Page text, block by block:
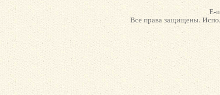
E-
Все права защищены.